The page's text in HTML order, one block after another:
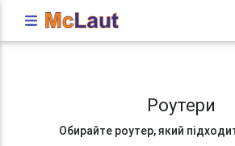
Роутери
Обирайте роутер, який